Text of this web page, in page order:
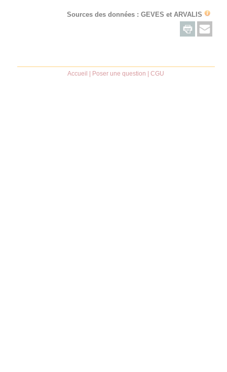
Sources des données : GEVES etARVALIS
Accueil Poser une question |CGU